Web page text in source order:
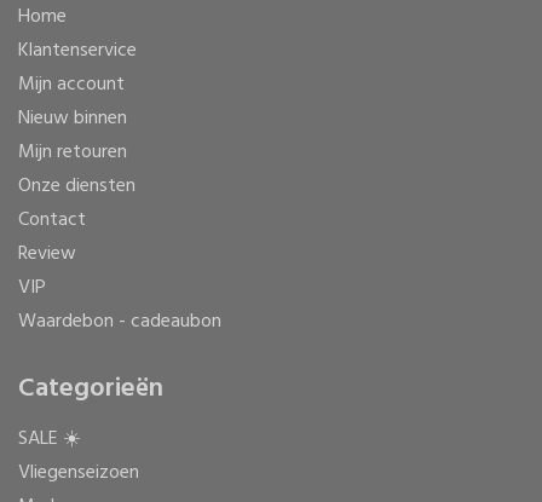
Home
Klantenservice
Mijn account
Nieuw binnen
Mijn retouren
Onze diensten
Contact
Review
VIP
Waardebon - cadeaubon
Categorieën
SALE ☀️
Vliegenseizoen